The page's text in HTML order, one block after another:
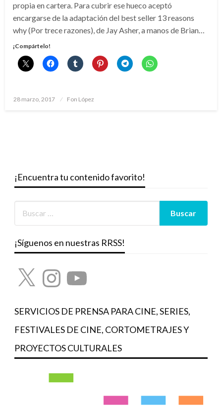
propia en cartera. Para cubrir ese hueco aceptó
encargarse de la adaptación del best seller 13 reasons
why (Por trece razones), de Jay Asher, a manos de Brian…
¡Compártelo!
Publicado
28 marzo, 2017 Fon López
¡Encuentra tu contenido favorito!
¡Síguenos en nuestras RRSS!
X InstagramYouTube
SERVICIOS DE PRENSA PARA CINE, SERIES,
FESTIVALES DE CINE, CORTOMETRAJES Y
PROYECTOS CULTURALES